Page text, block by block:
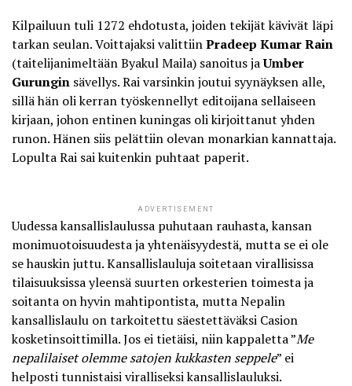
Kilpailuun tuli 1272 ehdotusta, joiden tekijät kävivät läpi
tarkan seulan. Voittajaksi valittiinPradeep Kumar Rain
(taitelijanimeltään Byakul Maila) sanoitus jaUmber
Gurungin sävellys. Rai varsinkin joutui syynäyksen alle,
sillä hän oli kerran työskennellyt editoijana sellaiseen
kirjaan, johon entinen kuningas oli kirjoittanut yhden
runon. Hänen siis pelättiin olevan monarkian kannattaja.
Lopulta Rai sai kuitenkin puhtaat paperit.
ADVERTISEMENT
Uudessa kansallislaulussa puhutaan rauhasta, kansan
monimuotoisuudesta ja yhtenäisyydestä, mutta se ei ole
se hauskin juttu. Kansallislauluja soitetaan virallisissa
tilaisuuksissa yleensä suurten orkesterien toimesta ja
soitanta on hyvin mahtipontista, muttaNepalin
kansallislaulu on tarkoitettu säestettäväksi Casion
kosketinsoittimilla. Jos ei tietäisi, niin kappaletta ”Me
nepalilaiset olemme satojen kukkasten seppele” ei
helposti tunnistaisi viralliseksi kansallislauluksi.